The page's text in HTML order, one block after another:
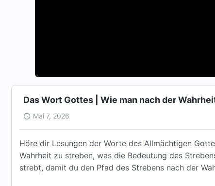
Das Wort Gottes | Wie man nach der
Mai 7, 2026
Höre dir Lesungen der Worte des Allmächtigen
Wahrheit zu streben, was die Bedeutung des
strebt, damit du den Pfad des Strebens nach der